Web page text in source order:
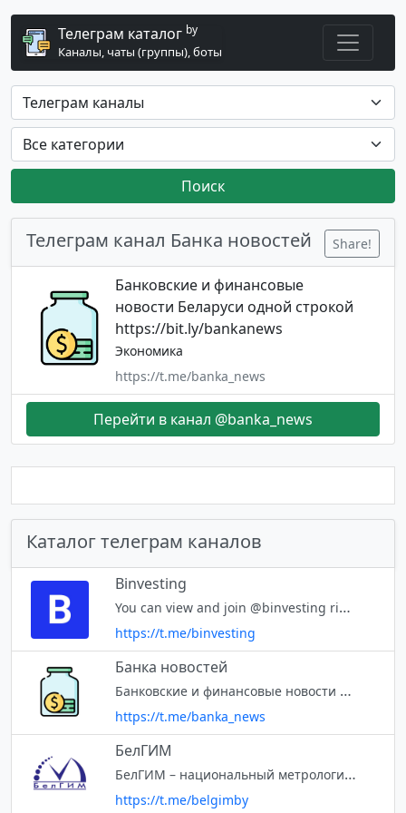
Телеграм каталог by
Каналы, чаты (группы), боты
Поиск
Телеграм канал Банка новостей Share!
Банковские и финансовые
новости Беларуси одной строкой
https://bit.ly/bankanews
Экономика
https://t.me/banka_news
Перейти в канал @banka_news
Каталог телеграм каналов
Binvesting
You can view and join @binvesting right away.
https://t.me/binvesting
Банка новостей
Банковские и финансовые новости Беларуси одной строкой https://bit.ly/bankanews
https://t.me/banka_news
БелГИМ
БелГИМ – национальный метрологический институт Республики Беларусь. BelGIM – the National Metrology Institute of Belarus.
https://t.me/belgimby